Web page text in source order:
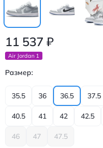
11 537 ₽
Air Jordan 1
Размер:
35.5 36 36.5 37.5
40.5 41 42 42.5
46 47 47.5